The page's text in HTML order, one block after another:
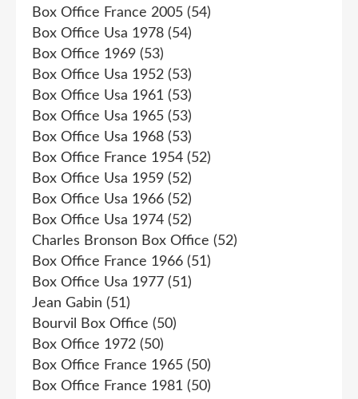
Box Office France 2005 (54)
Box Office Usa 1978 (54)
Box Office 1969 (53)
Box Office Usa 1952 (53)
Box Office Usa 1961 (53)
Box Office Usa 1965 (53)
Box Office Usa 1968 (53)
Box Office France 1954 (52)
Box Office Usa 1959 (52)
Box Office Usa 1966 (52)
Box Office Usa 1974 (52)
Charles Bronson Box Office (52)
Box Office France 1966 (51)
Box Office Usa 1977 (51)
Jean Gabin (51)
Bourvil Box Office (50)
Box Office 1972 (50)
Box Office France 1965 (50)
Box Office France 1981 (50)